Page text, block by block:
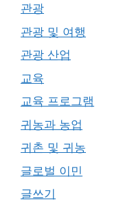
관광
관광 및 여행
관광 산업
교육
교육 프로그램
귀농과 농업
귀촌 및 귀농
글로벌 이민
글쓰기